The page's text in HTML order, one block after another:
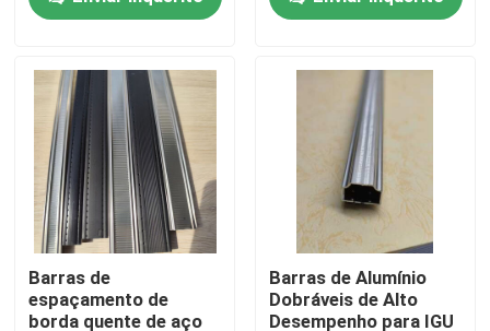
Contacte-nos
Peça umas citações
Barra de alumínio do espaçador
Barra Espaçadora Warm Edge
U, para unidades de
vidro duplo
Barras de
espaçamento de
borda quente de aço
Barras de Alumínio
Dobráveis de Alto
Desempenho para IGU